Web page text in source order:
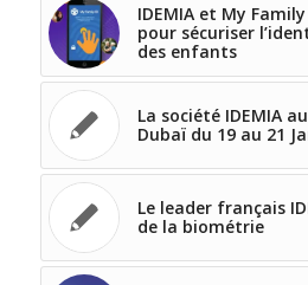
IDEMIA et My
pour sécuriser
des enfants
La société IDEMIA
Dubaï du 19 au 21
Le leader français
de la biométrie